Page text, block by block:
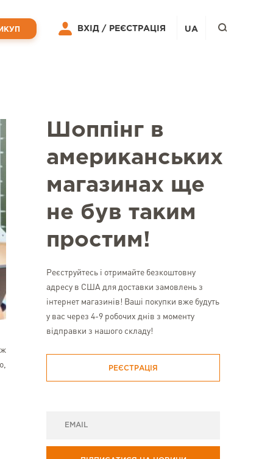
ж
Шоппінг в
американських
магазинах ще
не був таким
простим!
Реєструйтесь і отримайте безкоштовну
адресу в США для доставки замовлень з
інтернет магазинів! Ваші покупки вже будуть
у вас через 4-9 робочих днів з моменту
відправки з нашого складу!
РЕЄСТРАЦІЯ
ВХІД / РЕЄСТРАЦІЯ UA